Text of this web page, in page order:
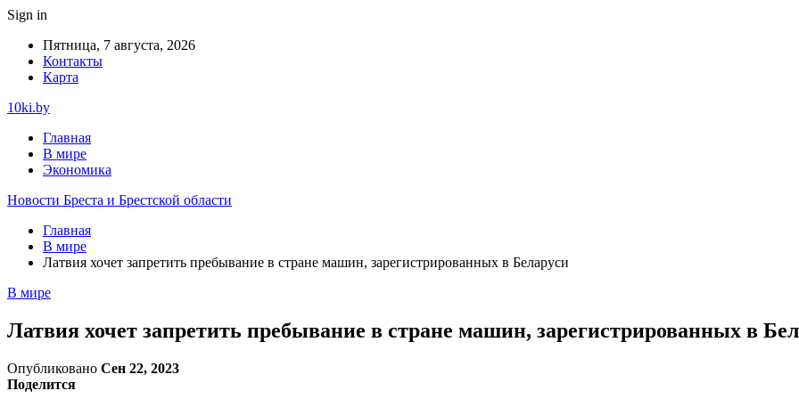
Sign in
Пятница, 7 августа, 2026
Контакты
Карта
10ki.by
Главная
В мире
Экономика
Новости Бреста и Брестской области
Главная
В мире
Латвия хочет запретить пребывание в стране машин, зарегистрированных в Беларуси
В мире
Латвия хочет запретить пребывание в стране машин, зарегистрированных в
Опубликовано Сен 22, 2023
Поделится